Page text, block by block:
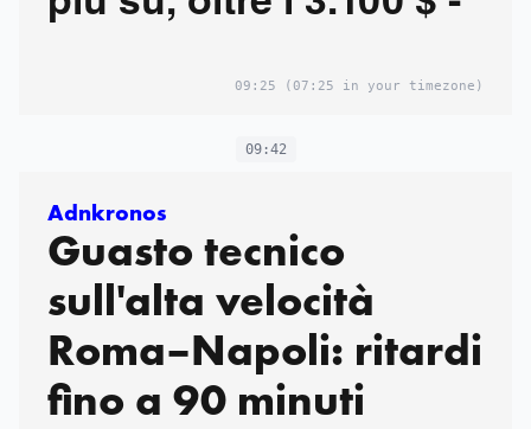
09:25 (07:25 in your timezone)
09:42
Adnkronos
Guasto tecnico
sull'alta velocità
Roma–Napoli: ritardi
fino a 90 minuti